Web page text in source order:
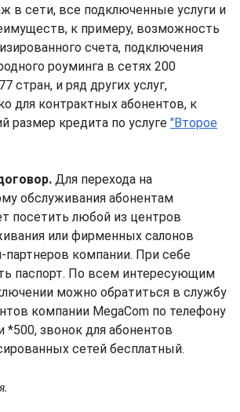
в сети, все подключенные услуги и
к примеру, возможность
счета, подключения
роуминга в сетях 200
стран, и ряд других услуг,
для контрактных абонентов, к
размер кредита по услуге "Второе
Для перехода на
обслуживания абонентам
посетить любой из центров
или фирменных салонов
партнеров компании. При себе
паспорт. По всем интересующим
можно обратиться в службу
компании MegaCom по телефону
*500, звонок для абонентов
сетей бесплатный.